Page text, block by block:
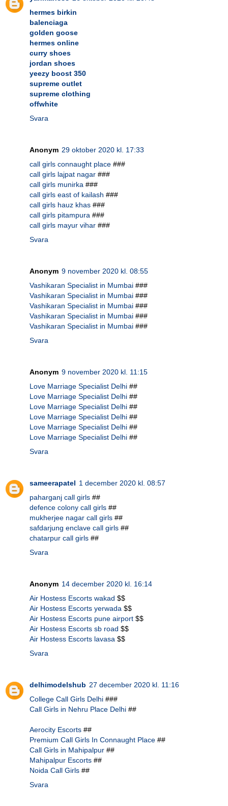
hermes birkin
balenciaga
golden goose
hermes online
curry shoes
jordan shoes
yeezy boost 350
supreme outlet
supreme clothing
offwhite
Svara
Anonym 29 oktober 2020 kl. 17:33
call girls connaught place ###
call girls lajpat nagar ###
call girls munirka ###
call girls east of kailash ###
call girls hauz khas ###
call girls pitampura ###
call girls mayur vihar ###
Svara
Anonym 9 november 2020 kl. 08:55
Vashikaran Specialist in Mumbai ###
Vashikaran Specialist in Mumbai ###
Vashikaran Specialist in Mumbai ###
Vashikaran Specialist in Mumbai ###
Vashikaran Specialist in Mumbai ###
Svara
Anonym 9 november 2020 kl. 11:15
Love Marriage Specialist Delhi ##
Love Marriage Specialist Delhi ##
Love Marriage Specialist Delhi ##
Love Marriage Specialist Delhi ##
Love Marriage Specialist Delhi ##
Love Marriage Specialist Delhi ##
Svara
sameerapatel 1 december 2020 kl. 08:57
paharganj call girls ##
defence colony call girls ##
mukherjee nagar call girls ##
safdarjung enclave call girls ##
chatarpur call girls ##
Svara
Anonym 14 december 2020 kl. 16:14
Air Hostess Escorts wakad $$
Air Hostess Escorts yerwada $$
Air Hostess Escorts pune airport $$
Air Hostess Escorts sb road $$
Air Hostess Escorts lavasa $$
Svara
delhimodelshub 27 december 2020 kl. 11:16
College Call Girls Delhi ###
Call Girls in Nehru Place Delhi ##
Aerocity Escorts ##
Premium Call Girls In Connaught Place ##
Call Girls in Mahipalpur ##
Mahipalpur Escorts ##
Noida Call Girls ##
Svara